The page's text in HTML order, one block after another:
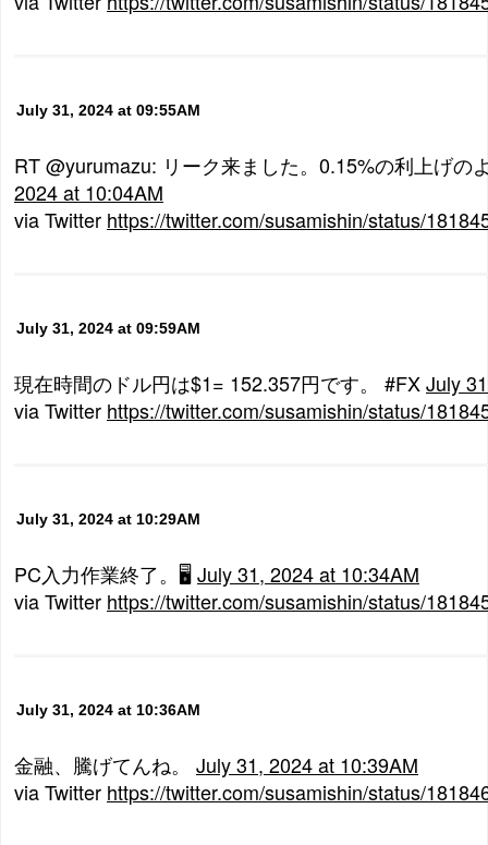
July 31, 2024 at 09:55AM
RT @yurumazu: リーク来ました。0.15%の利上げの
2024 at 10:04AM
via Twitter https://twitter.com/susamishin/status/
July 31, 2024 at 09:59AM
現在時間のドル円は$1= 152.357円です。 #FXJuly
via Twitter https://twitter.com/susamishin/status/
July 31, 2024 at 10:29AM
PC入力作業終了。🖥July 31, 2024 at 10:34AM
via Twitter https://twitter.com/susamishin/status/
July 31, 2024 at 10:36AM
金融、騰げてんね。 July 31, 2024 at 10:39AM
via Twitter https://twitter.com/susamishin/status/